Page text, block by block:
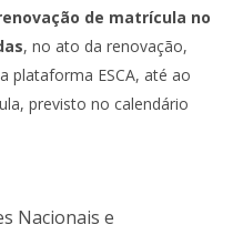
de matrícula no
, no ato da renovação,
plataforma ESCA, até ao
previsto no calendário
Nacionais e